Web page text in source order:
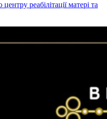
реабілітації матері та